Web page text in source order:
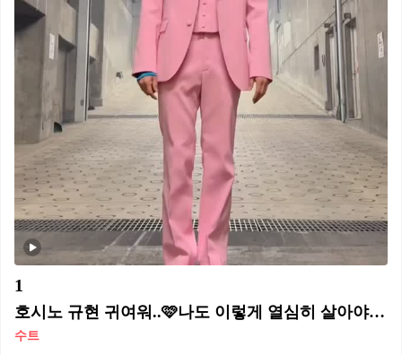
1
호시노 규현 귀여워..🩷나도 이렇게 열심히 살아야지 반응 속출🔥
수트